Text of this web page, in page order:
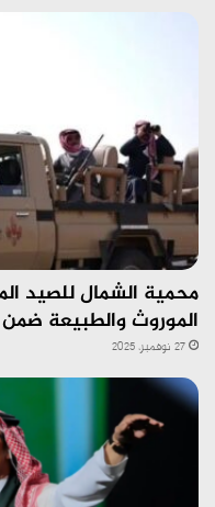
محمية الشمال للصيد
الموروث والطبيعة ضمن
27 نوفمبر، 2025